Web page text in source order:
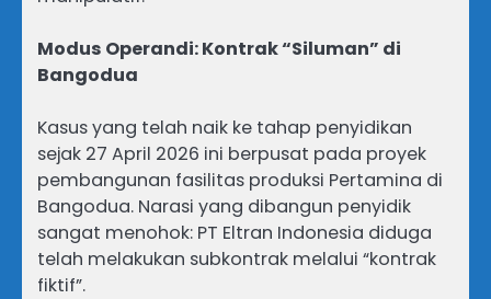
Modus Operandi: Kontrak “Siluman” di
Bangodua
Kasus yang telah naik ke tahap penyidikan
sejak 27 April 2026 ini berpusat pada proyek
pembangunan fasilitas produksi Pertamina di
Bangodua. Narasi yang dibangun penyidik
sangat menohok: PT Eltran Indonesia diduga
telah melakukan subkontrak melalui “kontrak
fiktif”.